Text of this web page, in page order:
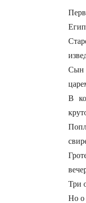
Сын
В
Три
Но о